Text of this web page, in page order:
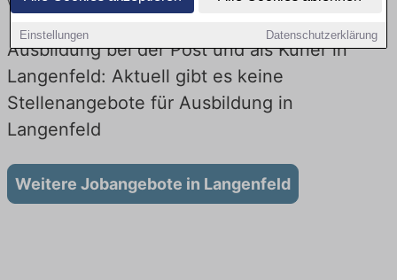
Einstellungen Datenschutzerklärung
Ausbildung bei der Post und als Kurier in
Langenfeld: Aktuell gibt es keine
Stellenangebote für Ausbildung in
Langenfeld
Weitere Jobangebote in Langenfeld